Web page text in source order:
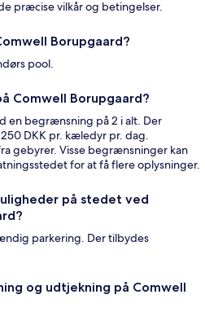
præcise vilkår og betingelser.
Borupgaard?
pool.
Comwell Borupgaard?
en begrænsning på 2 i alt. Der
DKK pr. kæledyr pr. dag.
gebyrer. Visse begrænsninger kan
for at få flere oplysninger.
på stedet ved
parkering. Der tilbydes
og udtjekning på Comwell